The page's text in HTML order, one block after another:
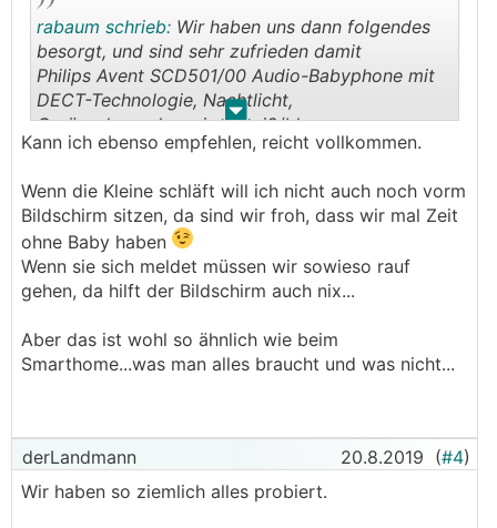
. .
rabaum schrieb: Wir haben uns dann folgendes
besorgt, und sind sehr zufrieden damit
Philips Avent SCD501/00 Audio-Babyphone mit
DECT-Technologie, Nachtlicht,
Geräuschpegelanzeige, weiß/blau
Kann ich ebenso empfehlen, reicht vollkommen.
Wenn die Kleine schläft will ich nicht auch noch vorm
Bildschirm sitzen, da sind wir froh, dass wir mal Zeit
ohne Baby haben
Wenn sie sich meldet müssen wir sowieso rauf
gehen, da hilft der Bildschirm auch nix...
Aber das ist wohl so ähnlich wie beim
Smarthome...was man alles braucht und was nicht...
derLandmann 20.8.2019 (#4)
Wir haben so ziemlich alles probiert.